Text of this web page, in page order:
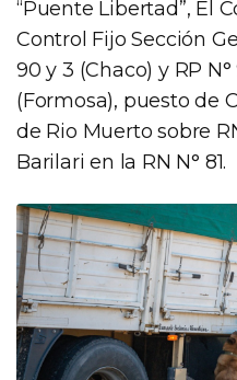
“Puente Libertad”, El
Control Fijo Sección
90 y 3 (Chaco) y RP
(Formosa), puesto de
de Rio Muerto sobre
Barilari en la RN N° 81.